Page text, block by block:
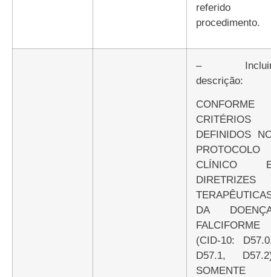
referido
procedimento.
– Incluir
descrição:
CONFORME
CRITÉRIOS
DEFINIDOS
PROTOCOLO
CLÍNICO
DIRETRIZES
DA
FALCIFORME
(CID-10:
D57.1,
SOMENTE